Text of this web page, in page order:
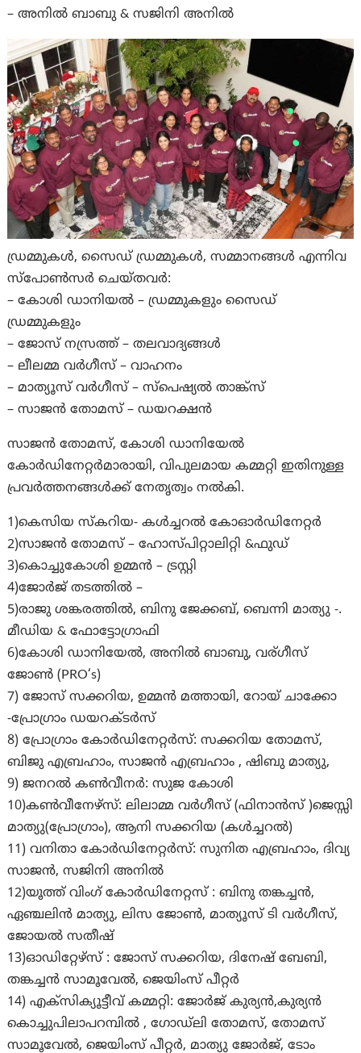
– അനിൽ ബാബു & സജിനി അനിൽ
ഡ്രമ്മുകൾ, സൈഡ് ഡ്രമ്മുകൾ, സമ്മാനങ്ങൾ എന്നിവ
സ്പോൺസർ ചെയ്തവർ:
– കോശി ഡാനിയൽ – ഡ്രമ്മുകളും സൈഡ്
ഡ്രമ്മുകളും
– ജോസ് നസ്രത്ത് – തലവാദ്യങ്ങൾ
– ലീലമ്മ വർഗീസ് – വാഹനം
– മാത്യൂസ് വർഗീസ് – സ്പെഷ്യൽ താങ്ക്സ്
– സാജൻ തോമസ് – ഡയറക്ഷൻ
സാജൻ തോമസ്, കോശി ഡാനിയേൽ
കോർഡിനേറ്റർമാരായി, വിപുലമായ കമ്മറ്റി ഇതിനുള്ള
പ്രവർത്തനങ്ങൾക്ക് നേതൃത്വം നല്‍കി.
1)കെസിയ സ്കറിയ- കൾച്ചറൽ കോഓർഡിനേറ്റർ
2)സാജൻ തോമസ് – ഹോസ്പിറ്റാലിറ്റി &ഫുഡ്‌
3)കൊച്ചുകോശി ഉമ്മൻ – ട്രസ്റ്റി
4)ജോർജ് തടത്തിൽ –
5)രാജു ശങ്കരത്തിൽ, ബിനു ജേക്കബ്, ബെന്നി മാത്യു -.
മീഡിയ & ഫോട്ടോഗ്രാഫി
6)കോശി ഡാനിയേൽ, അനിൽ ബാബു, വര്ഗീസ്
ജോൺ (PRO‘s)
7) ജോസ് സക്കറിയ, ഉമ്മൻ മത്തായി, റോയ് ചാക്കോ
-പ്രോഗ്രാം ഡയറക്ടർസ്
8) പ്രോഗ്രാം കോർഡിനേറ്റർസ്: സക്കറിയ തോമസ്,
ബിജു എബ്രഹാം, സാജൻ എബ്രഹാം , ഷിബു മാത്യു,
9) ജനറൽ കൺവീനർ: സുജ കോശി
10)കൺവീനേഴ്സ്: ലിലാമ്മ വർഗീസ് (ഫിനാൻസ് )ജെസ്സി
മാത്യു(പ്രോഗ്രാം), ആനി സക്കറിയ (കൾച്ചറൽ)
11) വനിതാ കോർഡിനേറ്റർസ്: സുനിത എബ്രഹാം, ദിവ്യ
സാജൻ, സജിനി അനിൽ
12)യൂത്ത് വിംഗ് കോർഡിനേറ്റസ് : ബിനു തങ്കച്ചൻ,
ഏഞ്ചലിൻ മാത്യു, ലിസ ജോൺ, മാത്യൂസ് ടി വർഗീസ്,
ജോയൽ സതീഷ്
13)ഓഡിറ്റേഴ്സ് : ജോസ് സക്കറിയ, ദിനേഷ് ബേബി,
തങ്കച്ചൻ സാമൂവേൽ, ജെയിംസ് പീറ്റർ
14) എക്സിക്യൂട്ടീവ് കമ്മറ്റി: ജോർജ് കുര്യൻ,കുര്യൻ
കൊച്ചുപിലാപറമ്പിൽ , ഗോഡ്‌ലി തോമസ്, തോമസ്
സാമൂവേൽ, ജെയിംസ് പീറ്റർ, മാത്യു ജോർജ്‌, ടോം